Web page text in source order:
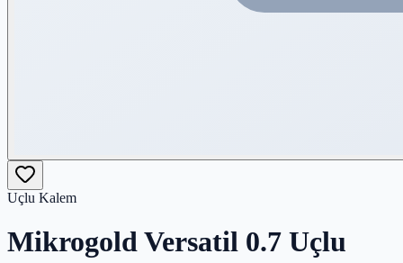
Uçlu Kalem
Mikrogold Versatil 0.7 Uçlu